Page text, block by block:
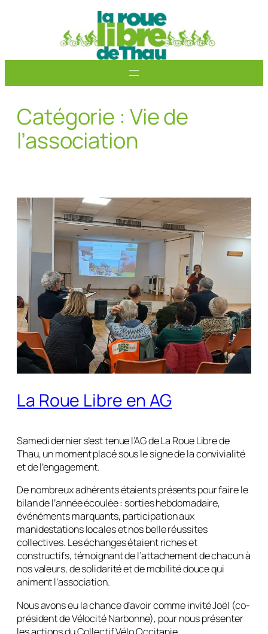
Catégorie : Vie de
l’association
La Roue Libre en AG
Samedi dernier s’est tenue l’AG de La Roue Libre de
Thau, un moment placé sous le signe de la convivialité
et de l’engagement.
De nombreux adhérents étaients présents pour faire le
bilan de l’année écoulée : sorties hebdomadaire,
événéments marquants, participation aux
manidestations locales et nos belle réussites
collectives. Les échanges étaient riches et
constructifs, témoignant de l’attachement de chacun à
nos valeurs, de solidarité et de mobilité douce qui
animent l’association.
Nous avons eu la chance d’avoir comme invité Joël (co-
président de Vélocité Narbonne), pour nous présenter
les actions du Collectif Vélo Occitanie.